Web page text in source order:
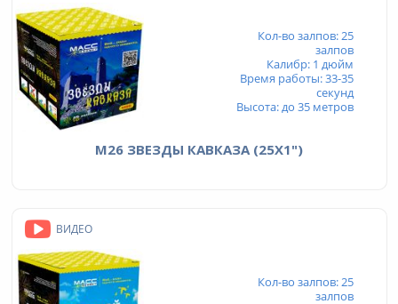
Кол-во залпов: 25
залпов
Калибр: 1 дюйм
Время работы: 33-35
секунд
Высота: до 35 метров
М26 ЗВЕЗДЫ КАВКАЗА (25Х1")
ВИДЕО
Кол-во залпов: 25
залпов